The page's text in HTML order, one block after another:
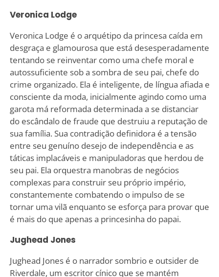
Veronica Lodge
Veronica Lodge é o arquétipo da princesa caída em
desgraça e glamourosa que está desesperadamente
tentando se reinventar como uma chefe moral e
autossuficiente sob a sombra de seu pai, chefe do
crime organizado. Ela é inteligente, de língua afiada e
consciente da moda, inicialmente agindo como uma
garota má reformada determinada a se distanciar
do escândalo de fraude que destruiu a reputação de
sua família. Sua contradição definidora é a tensão
entre seu genuíno desejo de independência e as
táticas implacáveis e manipuladoras que herdou de
seu pai. Ela orquestra manobras de negócios
complexas para construir seu próprio império,
constantemente combatendo o impulso de se
tornar uma vilã enquanto se esforça para provar que
é mais do que apenas a princesinha do papai.
Jughead Jones
Jughead Jones é o narrador sombrio e outsider de
Riverdale, um escritor cínico que se mantém